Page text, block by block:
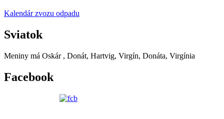
Kalendár zvozu odpadu
Sviatok
Meniny má Oskár , Donát, Hartvig, Virgín, Donáta, Virgínia
Facebook